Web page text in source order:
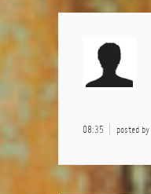
08:35 posted by